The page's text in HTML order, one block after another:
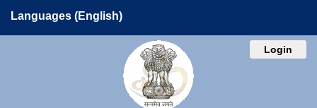
Languages (English)
Login